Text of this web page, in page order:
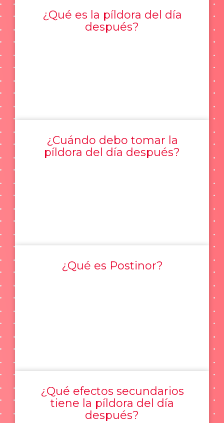
¿Qué es la píldora del día
después?
¿Cuándo debo tomar la
píldora del día después?
¿Qué es Postinor?
¿Qué efectos secundarios
tiene la píldora del día
después?